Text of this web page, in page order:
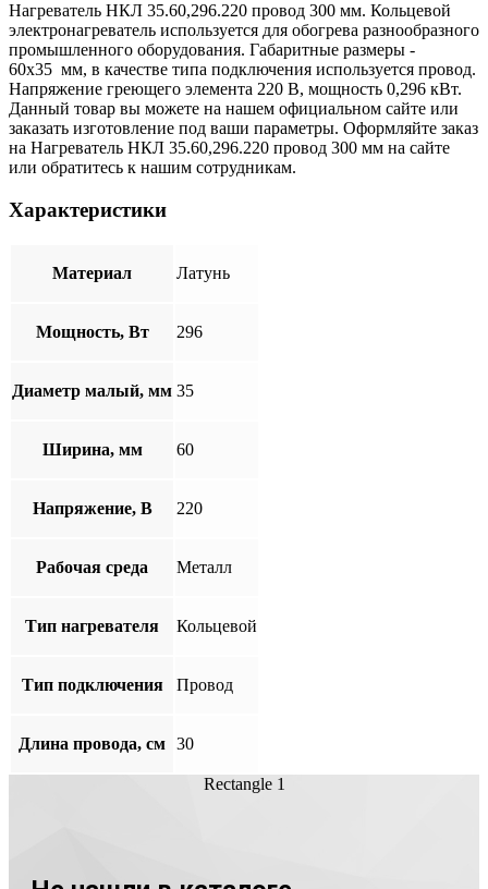
Нагреватель НКЛ 35.60,296.220 провод 300 мм. Кольцевой
электронагреватель используется для обогрева разнообразного
промышленного оборудования. Габаритные размеры -
60x35 мм, в качестве типа подключения используется провод.
Напряжение греющего элемента 220 В, мощность 0,296 кВт.
Данный товар вы можете на нашем официальном сайте или
заказать изготовление под ваши параметры. Оформляйте заказ
на Нагреватель НКЛ 35.60,296.220 провод 300 мм на сайте
или обратитесь к нашим сотрудникам.
Характеристики
Материал Латунь
Мощность, Вт 296
Диаметр малый, мм 35
Ширина, мм 60
Напряжение, В 220
Рабочая среда Металл
Тип нагревателя Кольцевой
Тип подключения Провод
Длина провода, см 30
Rectangle 1